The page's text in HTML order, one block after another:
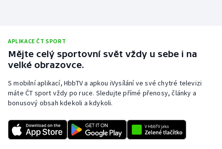
Ragby
Rychlobruslení
Rychlostní kanoistika
Sportovní střelba
APLIKACE ČT SPORT
Mějte celý sportovní svět vždy u sebe i na
velké obrazovce.
S mobilní aplikací, HbbTV a apkou iVysílání ve své chytré televizi
máte ČT sport vždy po ruce. Sledujte přímé přenosy, články a
bonusový obsah kdekoli a kdykoli.